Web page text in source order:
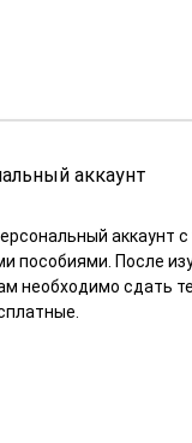
аккаунт
аккаунт с
пособиями. После
необходимо сдать